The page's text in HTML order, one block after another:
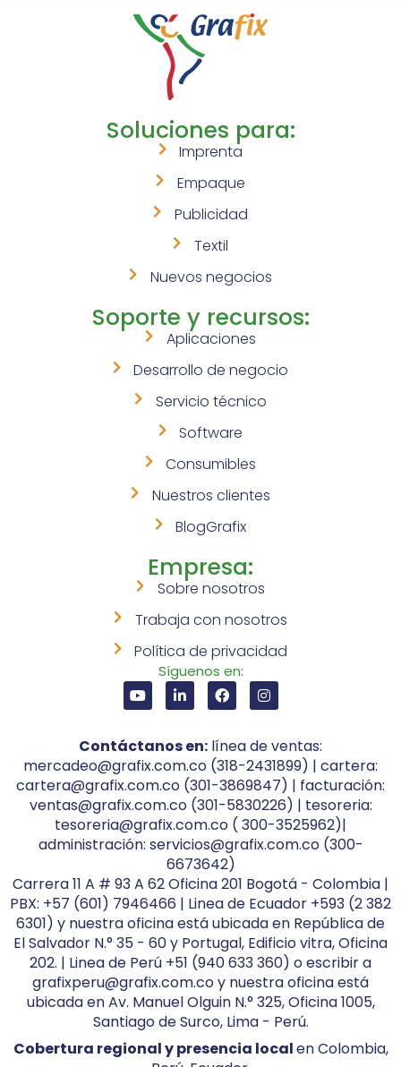
Soluciones para:
Imprenta
Empaque
Publicidad
Textil
Nuevos negocios
Soporte y recursos:
Aplicaciones
Desarrollo de negocio
Servicio técnico
Software
Consumibles
Nuestros clientes
BlogGrafix
Empresa:
Sobre nosotros
Trabaja con nosotros
Política de privacidad
Síguenos en:
Contáctanos en: línea de ventas:
mercadeo@grafix.com.co (318-2431899) | cartera:
cartera@grafix.com.co (301-3869847) | facturación:
ventas@grafix.com.co (301-5830226) | tesoreria:
tesoreria@grafix.com.co ( 300-3525962)|
administración: servicios@grafix.com.co (300-
6673642)
Carrera 11 A # 93 A 62 Oficina 201 Bogotá - Colombia |
PBX: +57 (601) 7946466 | Linea de Ecuador +593 (2 382
6301) y nuestra oficina está ubicada en República de
El Salvador N.° 35 - 60 y Portugal, Edificio vitra, Oficina
202. | Linea de Perú +51 (940 633 360) o escribir a
grafixperu@grafix.com.co y nuestra oficina está
ubicada en Av. Manuel Olguin N.° 325, Oficina 1005,
Santiago de Surco, Lima - Perú.
Cobertura regional y presencia localen Colombia,